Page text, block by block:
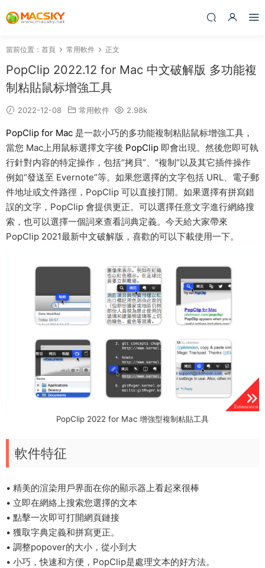
當前位置： 首頁 常用軟件 正文
PopClip 2022.12 for Mac 中文破解版 多功能複
制粘貼鼠标增強工具
2022-12-08 常用軟件 2.98k
PopClip for Mac 是一款小巧的多功能複制粘貼鼠标增強工具，
當您 Mac上用鼠标選擇文字後 PopClip 即會出現。然後您即可執
行針對内容的特定操作，包括“拷貝”、“複制”以及其它插件操作
例如“發送至 Evernote”等。如果您選擇的文字包括 URL、電子郵
件地址或文件路徑，PopClip 可以直接打開。如果選擇有拼寫錯
誤的文字，PopClip 會提供更正。可以選擇任意文字進行網絡搜
索，也可以選擇一個詞來查看詞典定義。今天給大家帶來
PopClip 2021最新中文破解版，喜歡的可以下載使用一下。
PopClip 2022 for Mac 增強型複制粘貼工具
軟件特征
• 精美的渲染用戶界面在你的顯示器上看起來很棒
• 立即在網絡上搜索您選擇的文本
• 點擊一次即可打開網頁鏈接
• 獲取字典定義和拼寫更正。
• 調整popover的大小，從小到大
• 小巧，快速和方便，PopClip是處理文本的好方法。